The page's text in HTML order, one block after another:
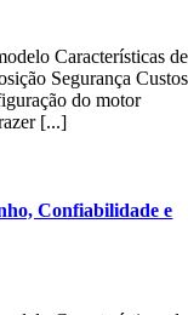
Características de
Segurança Custos
do motor
[...]
Confiabilidade e